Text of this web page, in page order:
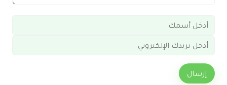
إرسال